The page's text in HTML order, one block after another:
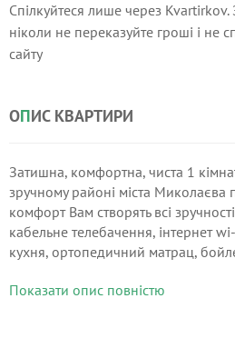
Спілкуйтеся лише через
ніколи не переказуйте гроші і не
сайту
ОПИС КВАРТИРИ
Затишна, комфортна, чиста 1
зручному районі міста Миколаєва
комфорт Вам створять всі
кабельне телебачення, інтернет
кухня, ортопедичний матрац,
Показати опис повністю